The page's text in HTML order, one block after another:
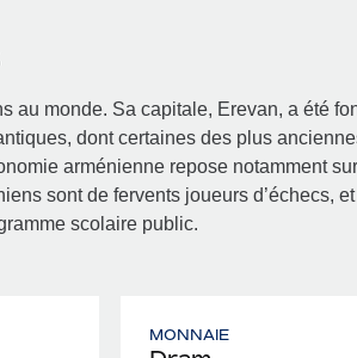
au monde. Sa capitale, Erevan, a été
dont certaines des plus
arménienne repose notamment
sont de fervents joueurs d’échecs,
scolaire public.
MONNAIE